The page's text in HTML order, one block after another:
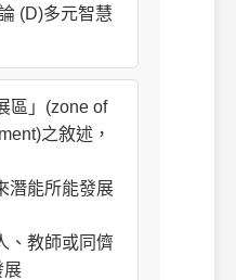
(D)多元智慧
區」(zone of
之敘述，
潛能所能發展
、教師或同儕
展